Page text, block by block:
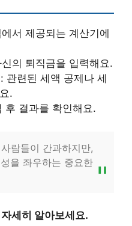
서 제공되는 계산기에
의 퇴직금을 입력해요.
: 관련된 세액 공제나 세
.
후 결과를 확인해요.
람들이 간과하지만,
을 좌우하는 중요한
세히 알아보세요.